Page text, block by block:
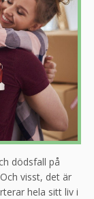
dödsfall på
visst, det är
hela sitt liv i